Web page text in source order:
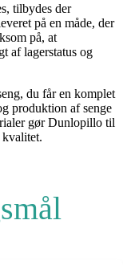
tilbydes der
på en måde, der
på, at
af lagerstatus og
du får en komplet
produktion af senge
gør Dunlopillo til